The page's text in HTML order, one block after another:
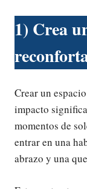
1) Crea
Crear un
impacto
momentos de
entrar en una
abrazo y una